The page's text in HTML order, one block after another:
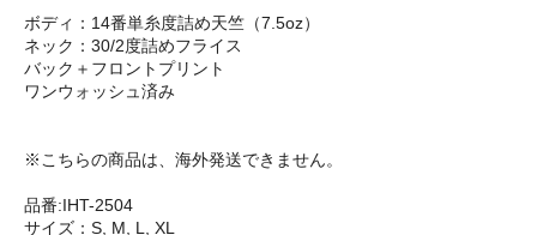
ボディ：14番単糸度詰め天竺（7.5oz）
ネック：30/2度詰めフライス
バック＋フロントプリント
ワンウォッシュ済み
※こちらの商品は、海外発送できません。
品番:IHT-2504
サイズ：S, M, L, XL